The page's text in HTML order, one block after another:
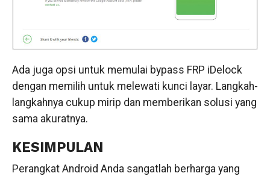
Ada juga opsi untuk memulai bypass FRP iDelock
dengan memilih untuk melewati kunci layar. Langkah-
langkahnya cukup mirip dan memberikan solusi yang
sama akuratnya.
KESIMPULAN
Perangkat Android Anda sangatlah berharga yang